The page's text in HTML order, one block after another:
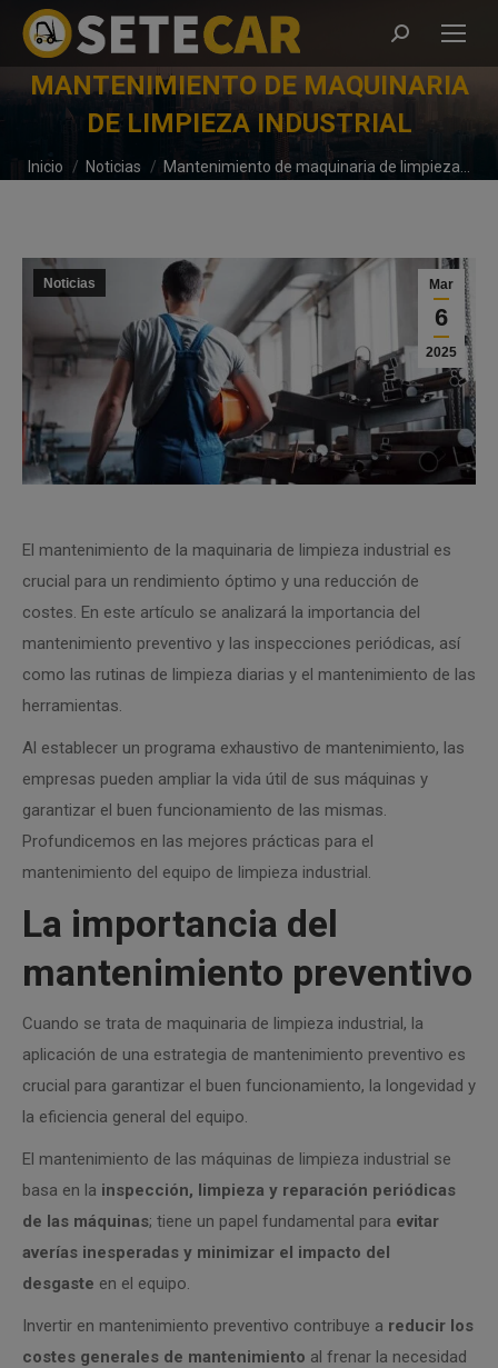
Buscar:
MANTENIMIENTO DE MAQUINARIA
DE LIMPIEZA INDUSTRIAL
Estás aquí:
Inicio Noticias Mantenimiento de maquinaria de limpieza…
Mar
6
2025
Noticias
El mantenimiento de la maquinaria de limpieza industrial es
crucial para un rendimiento óptimo y una reducción de
costes. En este artículo se analizará la importancia del
mantenimiento preventivo y las inspecciones periódicas, así
como las rutinas de limpieza diarias y el mantenimiento de las
herramientas.
Al establecer un programa exhaustivo de mantenimiento, las
empresas pueden ampliar la vida útil de sus máquinas y
garantizar el buen funcionamiento de las mismas.
Profundicemos en las mejores prácticas para el
mantenimiento del equipo de limpieza industrial.
La importancia del
mantenimiento preventivo
Cuando se trata de maquinaria de limpieza industrial, la
aplicación de una estrategia de mantenimiento preventivo es
crucial para garantizar el buen funcionamiento, la longevidad y
la eficiencia general del equipo.
El mantenimiento de las máquinas de limpieza industrial se
basa en la inspección, limpieza y reparación periódicas
de las máquinas; tiene un papel fundamental para evitar
averías inesperadas y minimizar el impacto del
desgaste en el equipo.
Invertir en mantenimiento preventivo contribuye a reducir los
costes generales de mantenimiento al frenar la necesidad